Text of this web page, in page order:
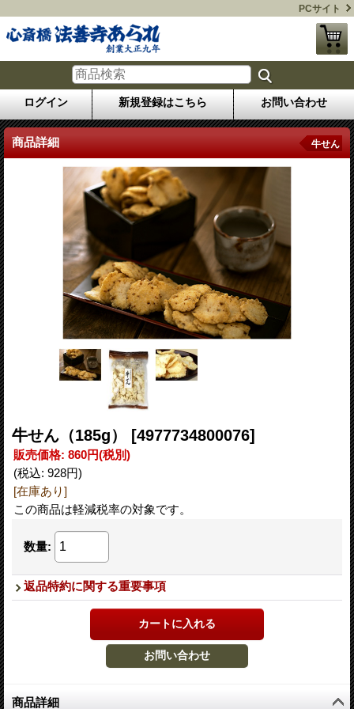
PCサイト
ログイン 新規登録はこちら お問い合わせ
商品詳細 牛せん
牛せん（185g） [4977734800076]
販売価格: 860円(税別)
(税込: 928円)
[在庫あり]
この商品は軽減税率の対象です。
数量:
返品特約に関する重要事項
商品詳細